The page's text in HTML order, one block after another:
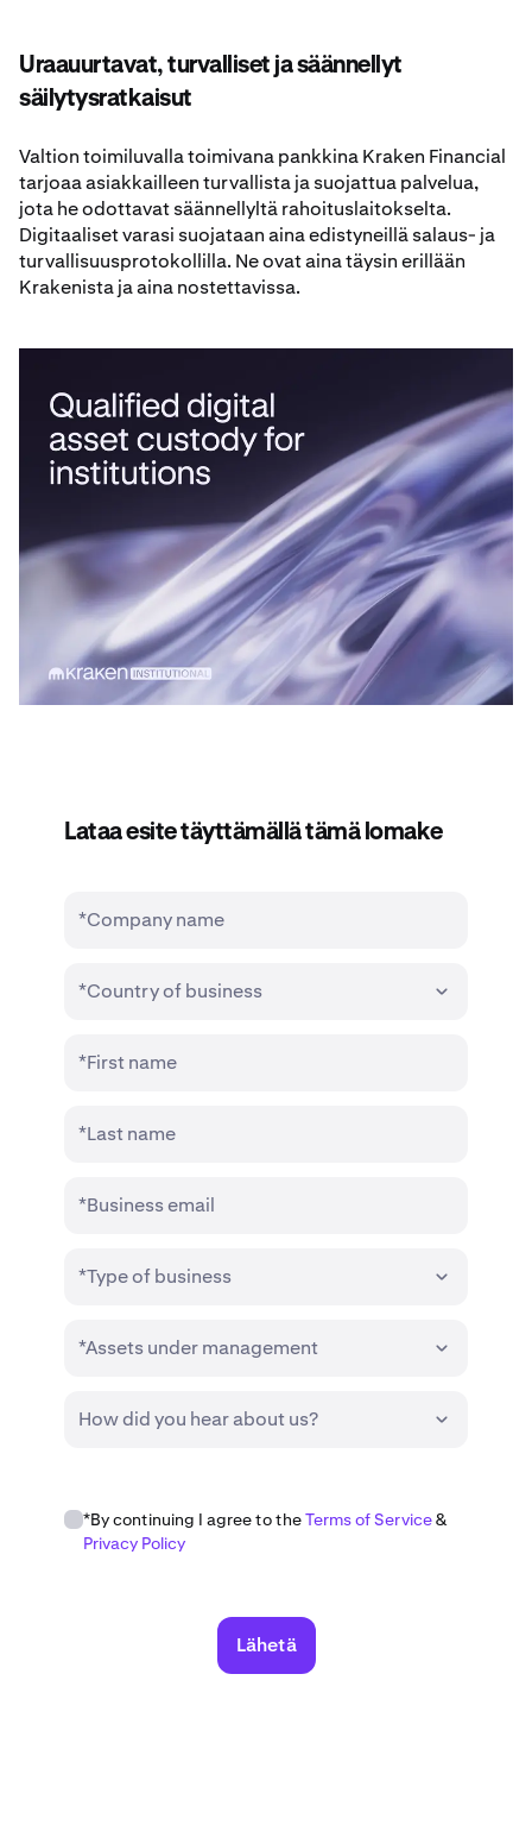
Uraauurtavat, turvalliset ja säännellyt
säilytysratkaisut
Valtion toimiluvalla toimivana pankkina Kraken Financial
tarjoaa asiakkailleen turvallista ja suojattua palvelua,
jota he odottavat säännellyltä rahoituslaitokselta.
Digitaaliset varasi suojataan aina edistyneillä salaus- ja
turvallisuusprotokollilla. Ne ovat aina täysin erillään
Krakenista ja aina nostettavissa.
Lataa esite täyttämällä tämä lomake
*Company name
*Country of business
*First name
*Last name
*Business email
*Type of business
*Assets under management
How did you hear about us?
*By continuing I agree to theTerms of Service&
Privacy Policy
Lähetä